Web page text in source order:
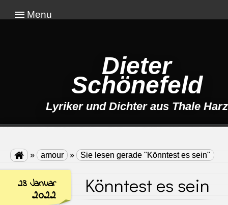
Menu
Dieter
Schönefeld
Lyriker und Dichter aus Thale Harz
 » amour » Sie lesen gerade "Könntest es sein"
23 Januar
2022 Könntest es sein